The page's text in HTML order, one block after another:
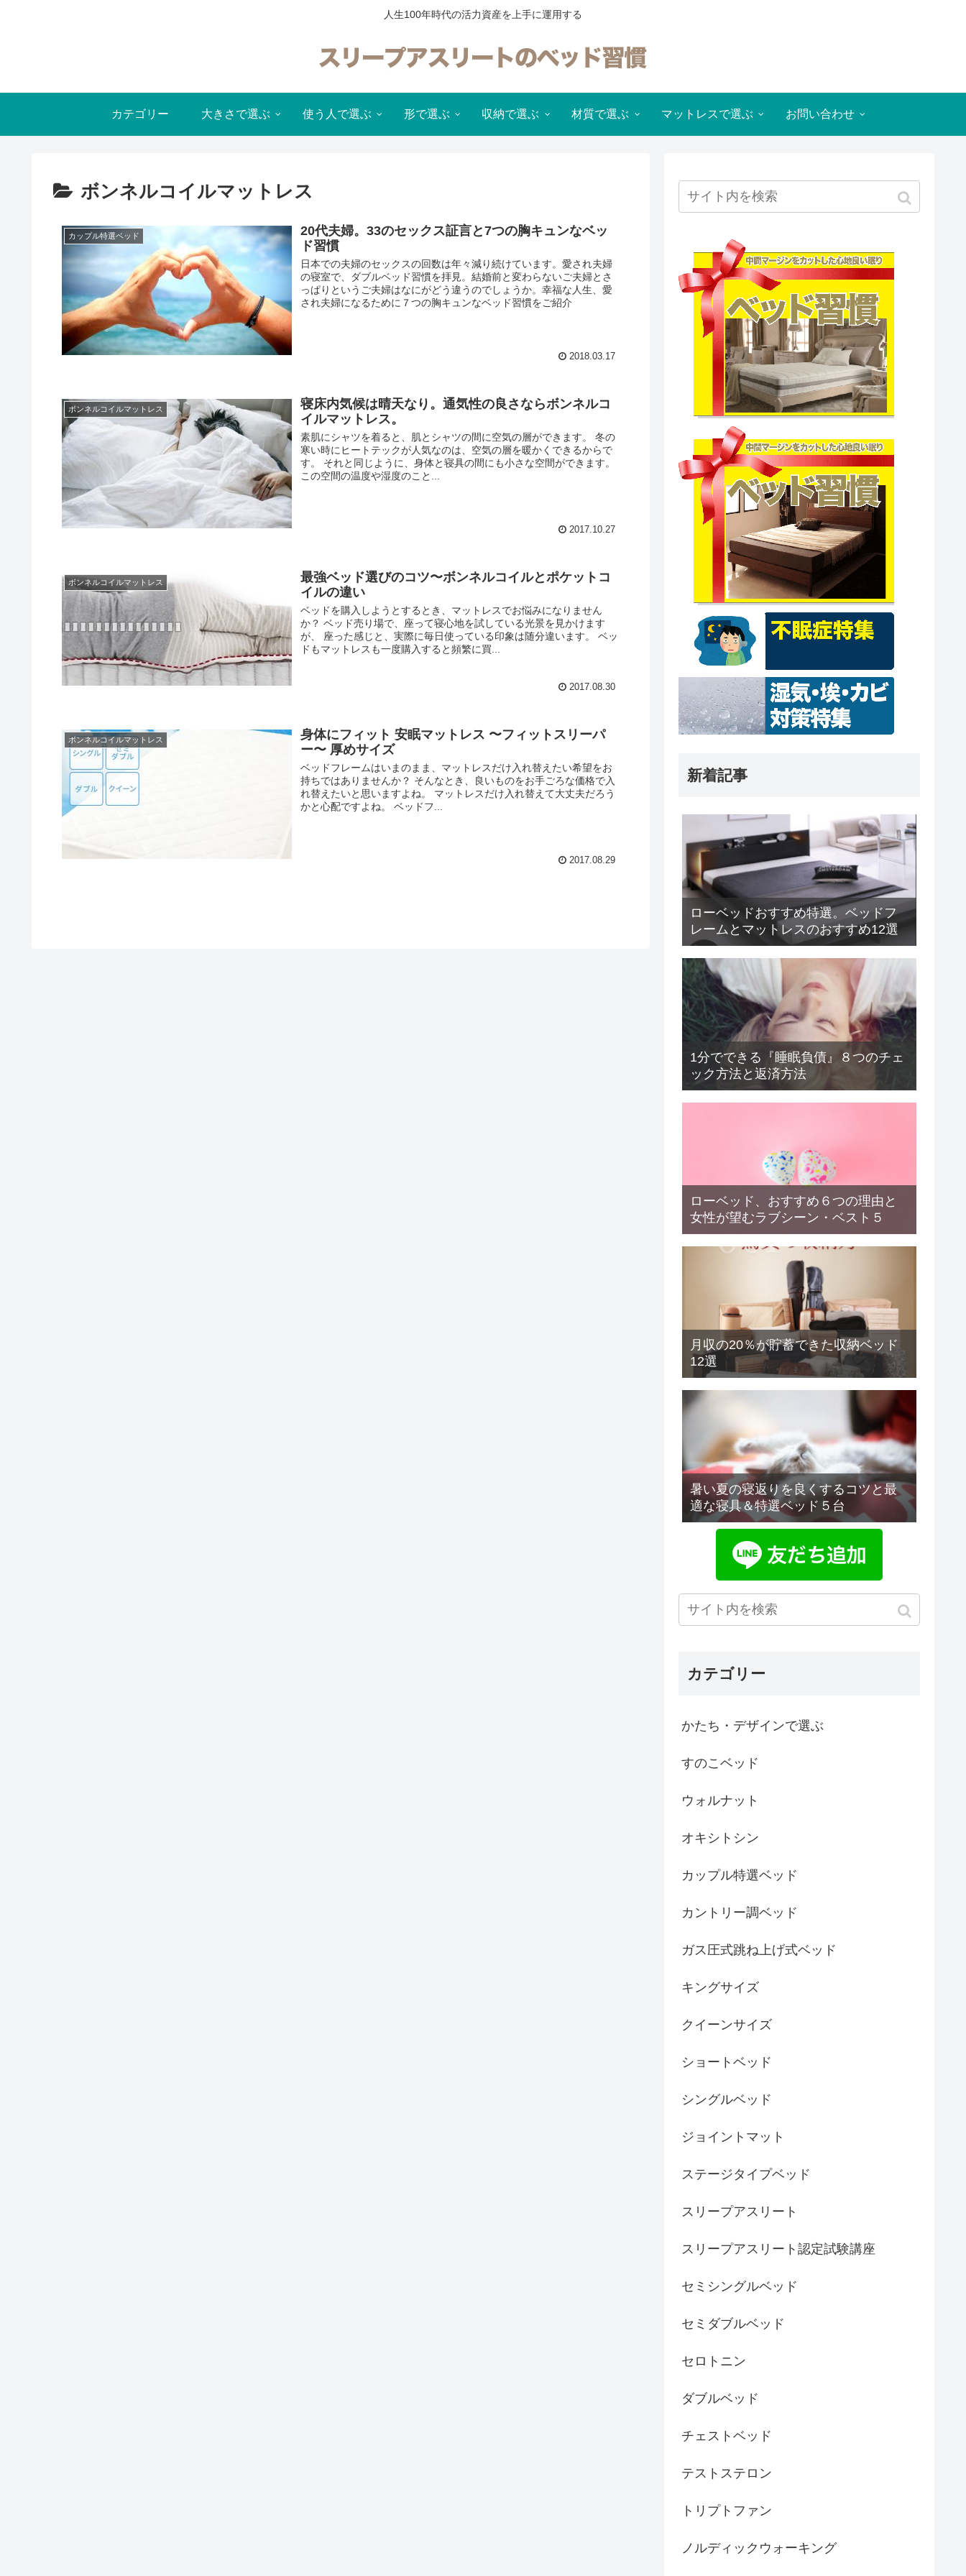
人生100年時代の活力資産を上手に運用する
カテゴリー 大きさで選ぶ 使う人で選ぶ 形で選ぶ 収納で選ぶ 材質で選ぶ マットレスで選ぶ お問い合わせ
ボンネルコイルマットレス
カップル特選ベッド
20代夫婦。33のセックス証言と7つの胸キュンなベッ
ド習慣
日本での夫婦のセックスの回数は年々減り続けています。愛され夫婦
の寝室で、ダブルベッド習慣を拝見。結婚前と変わらないご夫婦とさ
っぱりというご夫婦はなにがどう違うのでしょうか。幸福な人生、愛
され夫婦になるために７つの胸キュンなベッド習慣をご紹介
2018.03.17
ボンネルコイルマットレス
寝床内気候は晴天なり。通気性の良さならボンネルコ
イルマットレス。
素肌にシャツを着ると、肌とシャツの間に空気の層ができます。 冬の
寒い時にヒートテックが人気なのは、空気の層を暖かくできるからで
す。 それと同じように、身体と寝具の間にも小さな空間ができます。
この空間の温度や湿度のこと...
2017.10.27
ボンネルコイルマットレス
最強ベッド選びのコツ〜ボンネルコイルとポケットコ
イルの違い
ベッドを購入しようとするとき、マットレスでお悩みになりません
か？ ベッド売り場で、座って寝心地を試している光景を見かけます
が、 座った感じと、実際に毎日使っている印象は随分違います。 ベッ
ドもマットレスも一度購入すると頻繁に買...
2017.08.30
ボンネルコイルマットレス
身体にフィット 安眠マットレス 〜フィットスリーパ
ー〜 厚めサイズ
ベッドフレームはいまのまま、マットレスだけ入れ替えたい希望をお
持ちではありませんか？ そんなとき、良いものをお手ごろな価格で入
れ替えたいと思いますよね。 マットレスだけ入れ替えて大丈夫だろう
かと心配ですよね。 ベッドフ...
2017.08.29
新着記事
ローベッドおすすめ特選。ベッドフ
レームとマットレスのおすすめ12選
1分でできる『睡眠負債』８つのチェ
ック方法と返済方法
ローベッド、おすすめ６つの理由と
女性が望むラブシーン・ベスト５
月収の20％が貯蓄できた収納ベッド
12選
暑い夏の寝返りを良くするコツと最
適な寝具＆特選ベッド５台
カテゴリー
かたち・デザインで選ぶ
すのこベッド
ウォルナット
オキシトシン
カップル特選ベッド
カントリー調ベッド
ガス圧式跳ね上げ式ベッド
キングサイズ
クイーンサイズ
ショートベッド
シングルベッド
ジョイントマット
ステージタイプベッド
スリープアスリート
スリープアスリート認定試験講座
セミシングルベッド
セミダブルベッド
セロトニン
ダブルベッド
チェストベッド
テストステロン
トリプトファン
ノルディックウォーキング